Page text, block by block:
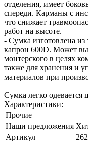
отделения, имеет
спереди. Карманы с
что снижает
работ на высоте.
- Сумка изготовлена
капрон 600D. Может
монтерского в целях
также для хранения и
материалов при
Сумка легко одевается
Характеристики:
Прочие
Наши предложения
Артикул
262